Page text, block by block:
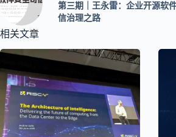
第三期｜王永雷：企业开源软
信治理之路
相关文章